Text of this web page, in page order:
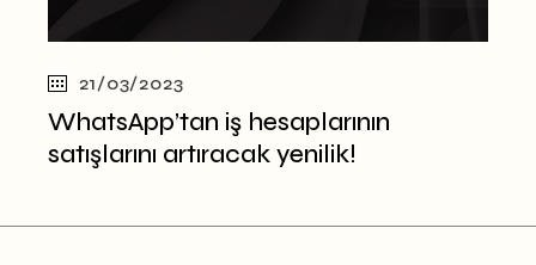
21/03/2023
WhatsApp’tan iş hesaplarının
satışlarını artıracak yenilik!